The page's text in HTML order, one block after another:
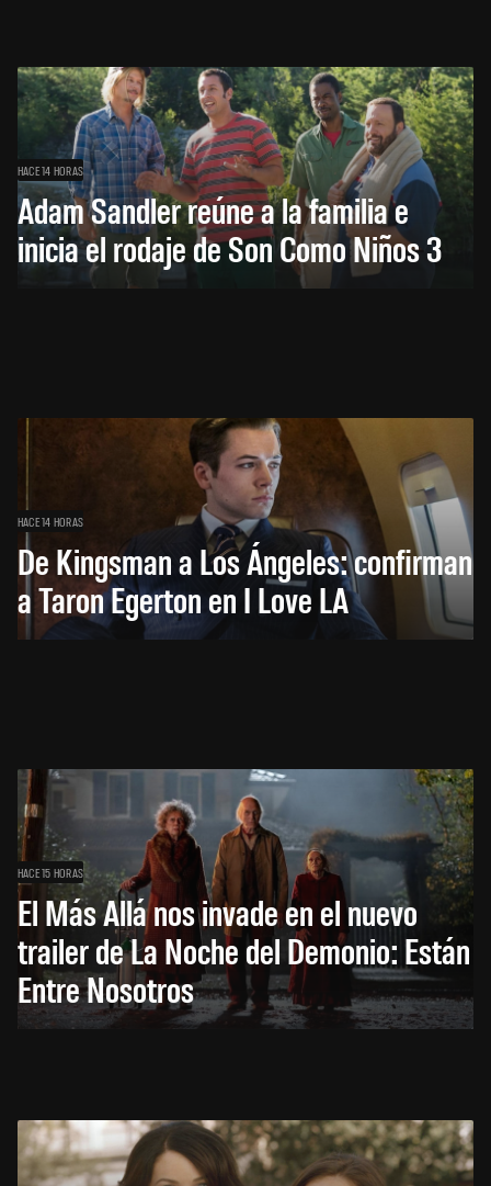
HACE 14 HORAS
Adam Sandler reúne a la familia e
inicia el rodaje de Son Como Niños 3
HACE 14 HORAS
De Kingsman a Los Ángeles: confirman
a Taron Egerton en I Love LA
HACE 15 HORAS
El Más Allá nos invade en el nuevo
trailer de La Noche del Demonio: Están
Entre Nosotros